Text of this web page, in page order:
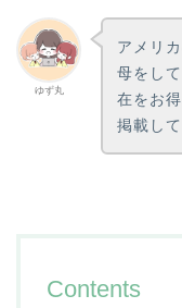
ゆず丸
アメリ
母をし
在をお
掲載して
Contents